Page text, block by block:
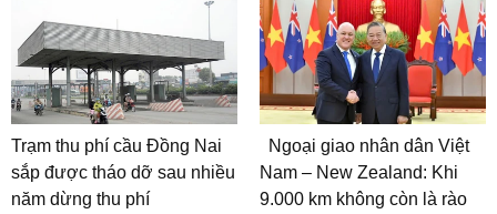
Trạm thu phí cầu Đồng Nai
sắp được tháo dỡ sau nhiều
năm dừng thu phí
Ngoại giao nhân dân Việt
Nam – New Zealand: Khi
9.000 km không còn là rào